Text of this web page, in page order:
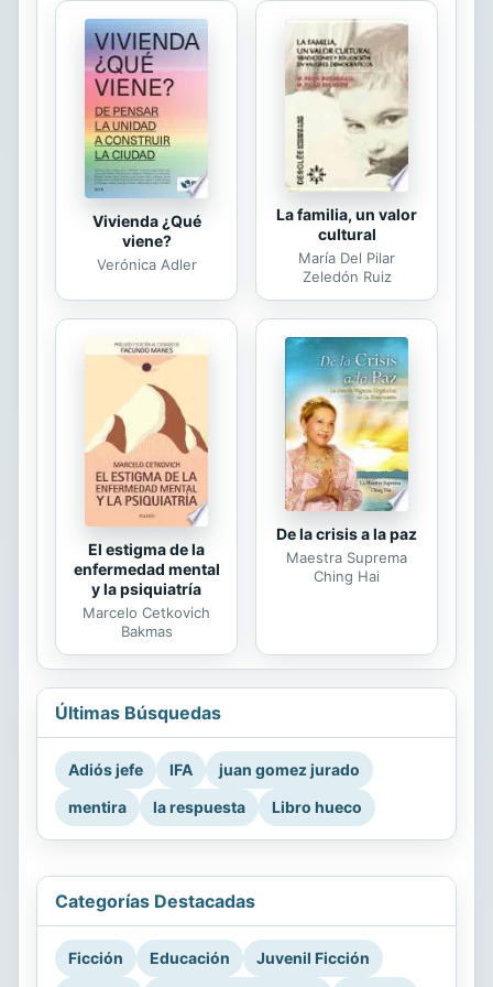
Tácito, en la introducción de
discursos, retratos y reflexiones
morales y en la sobriedad narrativa.
Diego Hurtado de Mendoza fue
guerrero, humanista, diplomático y
un poeta célebre en Europa....
Vivienda ¿Qué
viene?
Verónica Adler
La familia, un valor
cultural
María Del Pilar
Zeledón Ruiz
El estigma de la
enfermedad mental
y la psiquiatría
Marcelo Cetkovich
Bakmas
De la crisis a la paz
Maestra Suprema
Ching Hai
Últimas Búsquedas
Adiós jefe IFA
juan gomez jurado
mentira
la respuesta Libro hueco
Categorías Destacadas
Ficción Educación
Juvenil Ficción